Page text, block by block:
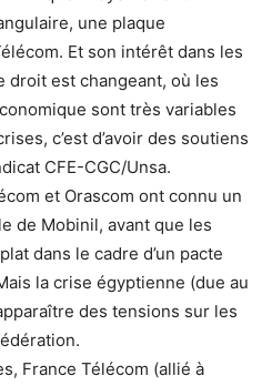
une plaque
Et son intérêt dans les
droit est changeant, où les
sont très variables
c’est d’avoir des soutiens
CFE-CGC/Unsa.
et Orascom ont connu un
de Mobinil, avant que les
dans le cadre d’un pacte
la crise égyptienne (due au
des tensions sur les
France Télécom (allié à